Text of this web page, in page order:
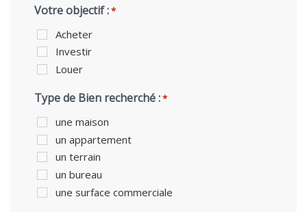
Votre objectif :*
Acheter
Investir
Louer
Type de Bien recherché :*
une maison
un appartement
un terrain
un bureau
une surface commerciale